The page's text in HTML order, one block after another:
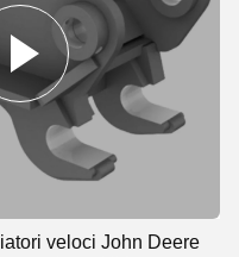
veloci John Deere